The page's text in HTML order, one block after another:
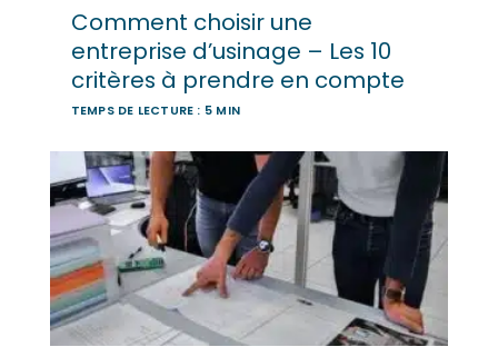
Comment choisir une
entreprise d’usinage – Les 10
critères à prendre en compte
TEMPS DE LECTURE : 5 MIN